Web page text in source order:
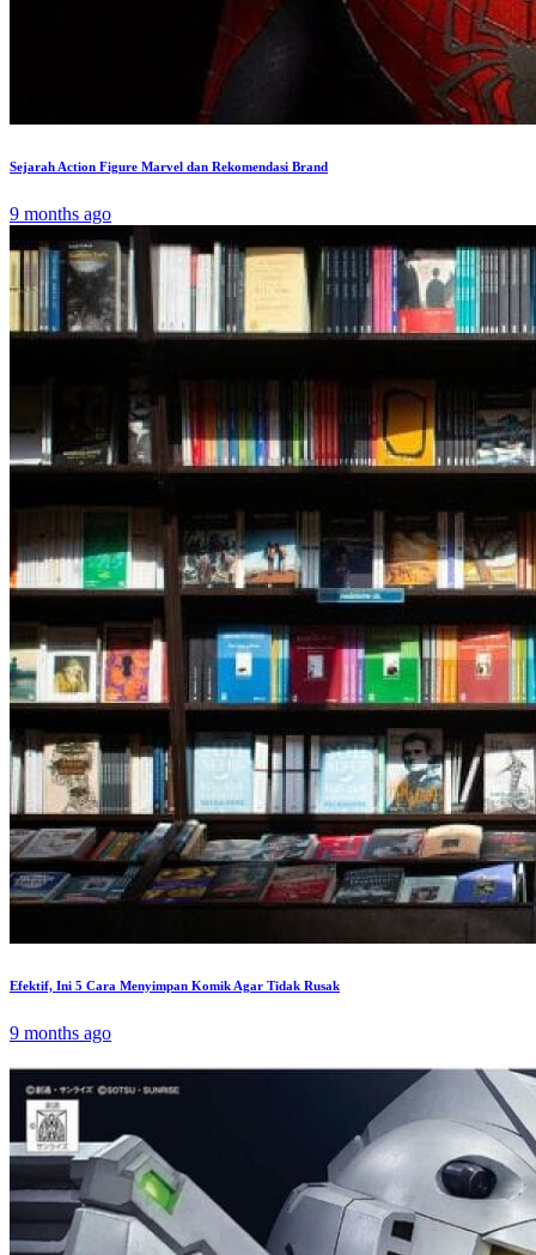
Sejarah Action Figure Marvel dan Rekomendasi Brand
9 months ago
Efektif, Ini 5 Cara Menyimpan Komik Agar Tidak Rusak
9 months ago